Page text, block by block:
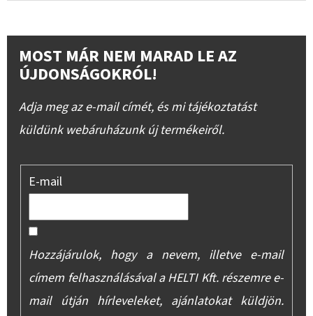
MOST MÁR NEM MARAD LE AZ
ÚJDONSÁGOKRÓL!
Adja meg az e-mail címét, és mi tájékoztatást
küldünk webáruházunk új termékeiről.
E-mail
Hozzájárulok, hogy a nevem, illetve e-mail
címem felhasználásával a HELTI Kft. részemre e-
mail útján hírleveleket, ajánlatokat küldjön.